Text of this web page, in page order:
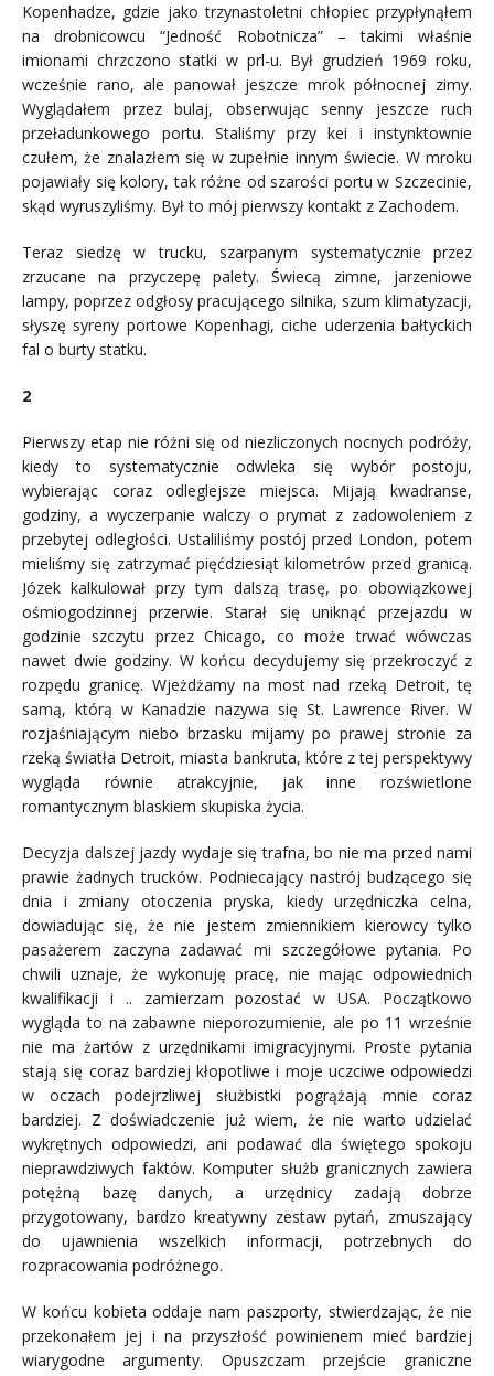
Kopenhadze, gdzie jako trzynastoletni chłopiec przypłynąłem
na drobnicowcu “Jedność Robotnicza” – takimi właśnie
imionami chrzczono statki w prl-u. Był grudzień 1969 roku,
wcześnie rano, ale panował jeszcze mrok północnej zimy.
Wyglądałem przez bulaj, obserwując senny jeszcze ruch
przeładunkowego portu. Staliśmy przy kei i instynktownie
czułem, że znalazłem się w zupełnie innym świecie. W mroku
pojawiały się kolory, tak różne od szarości portu w Szczecinie,
skąd wyruszyliśmy. Był to mój pierwszy kontakt z Zachodem.
Teraz siedzę w trucku, szarpanym systematycznie przez
zrzucane na przyczepę palety. Świecą zimne, jarzeniowe
lampy, poprzez odgłosy pracującego silnika, szum klimatyzacji,
słyszę syreny portowe Kopenhagi, ciche uderzenia bałtyckich
fal o burty statku.
2
Pierwszy etap nie różni się od niezliczonych nocnych podróży,
kiedy to systematycznie odwleka się wybór postoju,
wybierając coraz odleglejsze miejsca. Mijają kwadranse,
godziny, a wyczerpanie walczy o prymat z zadowoleniem z
przebytej odległości. Ustaliliśmy postój przed London, potem
mieliśmy się zatrzymać pięćdziesiąt kilometrów przed granicą.
Józek kalkulował przy tym dalszą trasę, po obowiązkowej
ośmiogodzinnej przerwie. Starał się uniknąć przejazdu w
godzinie szczytu przez Chicago, co może trwać wówczas
nawet dwie godziny. W końcu decydujemy się przekroczyć z
rozpędu granicę. Wjeżdżamy na most nad rzeką Detroit, tę
samą, którą w Kanadzie nazywa się St. Lawrence River. W
rozjaśniającym niebo brzasku mijamy po prawej stronie za
rzeką światła Detroit, miasta bankruta, które z tej perspektywy
wygląda równie atrakcyjnie, jak inne rozświetlone
romantycznym blaskiem skupiska życia.
Decyzja dalszej jazdy wydaje się trafna, bo nie ma przed nami
prawie żadnych trucków. Podniecający nastrój budzącego się
dnia i zmiany otoczenia pryska, kiedy urzędniczka celna,
dowiadując się, że nie jestem zmiennikiem kierowcy tylko
pasażerem zaczyna zadawać mi szczegółowe pytania. Po
chwili uznaje, że wykonuję pracę, nie mając odpowiednich
kwalifikacji i .. zamierzam pozostać w USA. Początkowo
wygląda to na zabawne nieporozumienie, ale po 11 wrześnie
nie ma żartów z urzędnikami imigracyjnymi. Proste pytania
stają się coraz bardziej kłopotliwe i moje uczciwe odpowiedzi
w oczach podejrzliwej służbistki pogrążają mnie coraz
bardziej. Z doświadczenie już wiem, że nie warto udzielać
wykrętnych odpowiedzi, ani podawać dla świętego spokoju
nieprawdziwych faktów. Komputer służb granicznych zawiera
potężną bazę danych, a urzędnicy zadają dobrze
przygotowany, bardzo kreatywny zestaw pytań, zmuszający
do ujawnienia wszelkich informacji, potrzebnych do
rozpracowania podróżnego.
W końcu kobieta oddaje nam paszporty, stwierdzając, że nie
przekonałem jej i na przyszłość powinienem mieć bardziej
wiarygodne argumenty. Opuszczam przejście graniczne